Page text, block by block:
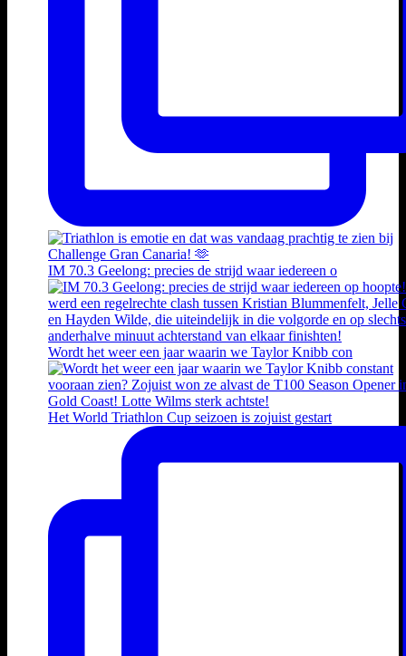
IM 70.3 Geelong: precies de strijd waar iedereen o
Wordt het weer een jaar waarin we Taylor Knibb con
Het World Triathlon Cup seizoen is zojuist gestart